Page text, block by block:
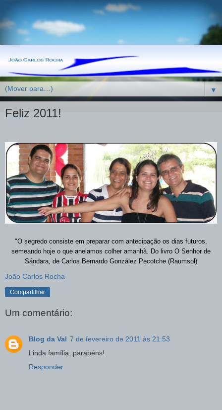
▼
Feliz 2011!
"O segredo consiste em preparar com antecipação os dias futuros,
semeando hoje o que anelamos colher amanhã. Do livro O Senhor de
Sándara, de Carlos Bernardo González Pecotche (Raumsol)
João Carlos Rocha
Compartilhar
Um comentário:
Blog da Val 7 de fevereiro de 2011 às 21:53
Linda família, parabéns!
Responder